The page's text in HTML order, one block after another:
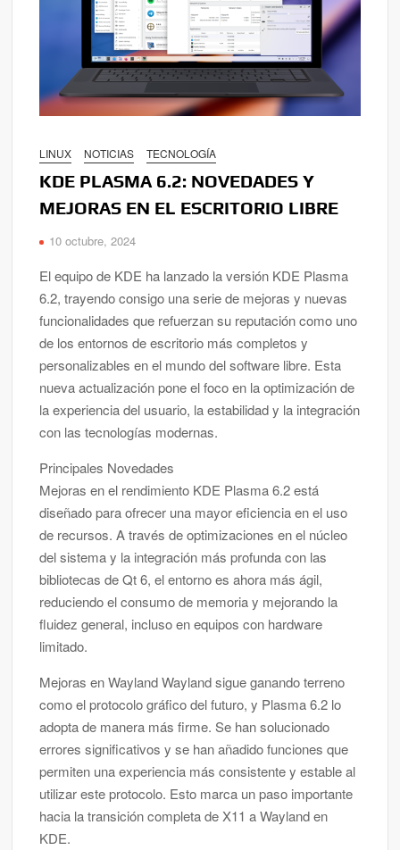
LINUX NOTICIAS TECNOLOGÍA
KDE PLASMA 6.2: NOVEDADES Y
MEJORAS EN EL ESCRITORIO LIBRE
10 octubre, 2024
El equipo de KDE ha lanzado la versión KDE Plasma
6.2, trayendo consigo una serie de mejoras y nuevas
funcionalidades que refuerzan su reputación como uno
de los entornos de escritorio más completos y
personalizables en el mundo del software libre. Esta
nueva actualización pone el foco en la optimización de
la experiencia del usuario, la estabilidad y la integración
con las tecnologías modernas.
Principales Novedades
Mejoras en el rendimiento KDE Plasma 6.2 está
diseñado para ofrecer una mayor eficiencia en el uso
de recursos. A través de optimizaciones en el núcleo
del sistema y la integración más profunda con las
bibliotecas de Qt 6, el entorno es ahora más ágil,
reduciendo el consumo de memoria y mejorando la
fluidez general, incluso en equipos con hardware
limitado.
Mejoras en Wayland Wayland sigue ganando terreno
como el protocolo gráfico del futuro, y Plasma 6.2 lo
adopta de manera más firme. Se han solucionado
errores significativos y se han añadido funciones que
permiten una experiencia más consistente y estable al
utilizar este protocolo. Esto marca un paso importante
hacia la transición completa de X11 a Wayland en
KDE.